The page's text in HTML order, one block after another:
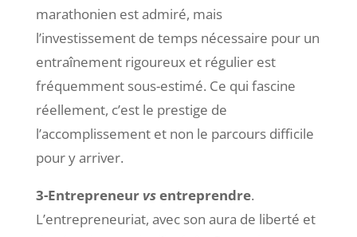
marathonien est admiré, mais
l’investissement de temps nécessaire pour un
entraînement rigoureux et régulier est
fréquemment sous-estimé. Ce qui fascine
réellement, c’est le prestige de
l’accomplissement et non le parcours difficile
pour y arriver.
3-Entrepreneur vsentreprendre.
L’entrepreneuriat, avec son aura de liberté et